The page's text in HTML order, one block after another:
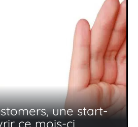
une start-
ce mois-ci